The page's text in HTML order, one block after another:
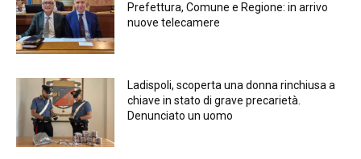
Prefettura, Comune e Regione: in arrivo
nuove telecamere
Ladispoli, scoperta una donna rinchiusa a
chiave in stato di grave precarietà.
Denunciato un uomo